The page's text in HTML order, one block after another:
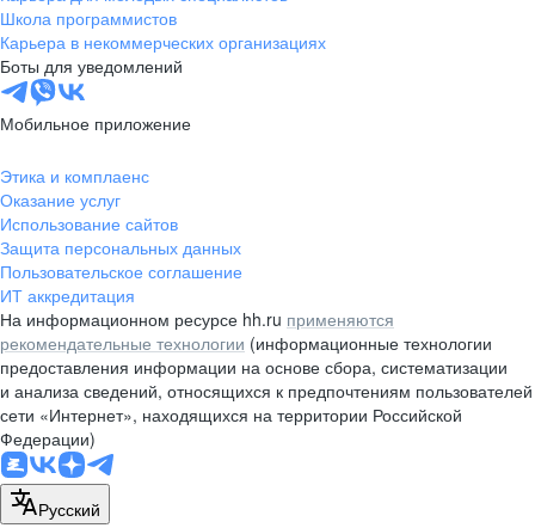
Минск
пр-т Дзержинского, д. 57,
10 этаж, помещение 45-1
pr@rabota.by
Алматы
пр. Абая, д. 151, БЦ Алатау,
12 этаж, офис 1209
+7 727 232-13-13
pr@headhunter.com.kz
Школа программистов
Карьера в некоммерческих организациях
Боты для уведомлений
Мобильное приложение
Этика и комплаенс
Оказание услуг
Использование сайтов
Защита персональных данных
Пользовательское соглашение
ИТ аккредитация
На информационном ресурсе hh.ru применяются
рекомендательные технологии (информационные технологии
предоставления информации на основе сбора, систематизации
и анализа сведений, относящихся к предпочтениям пользователей
сети «Интернет», находящихся на территории Российской
Федерации)
Русский